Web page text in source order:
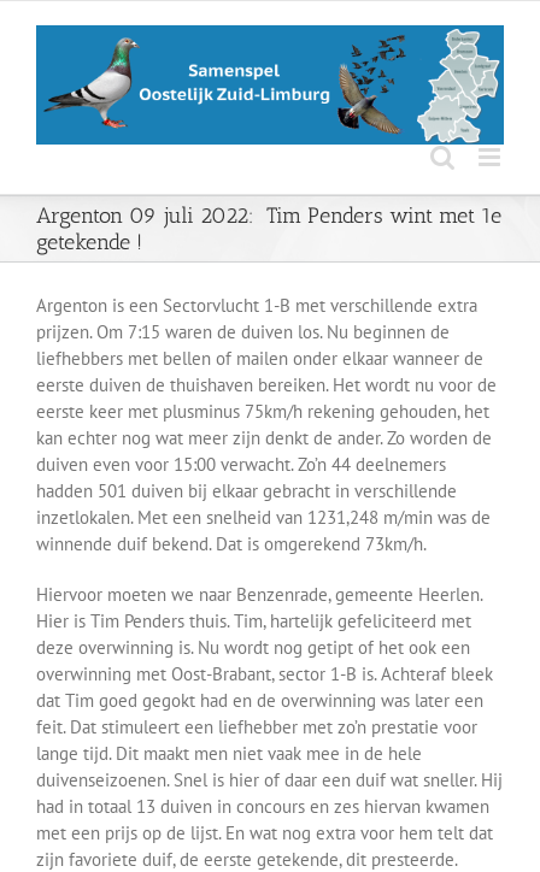
Argenton 09 juli 2022: Tim Penders wint met 1e
getekende !
Argenton is een Sectorvlucht 1-B met verschillende extra
prijzen. Om 7:15 waren de duiven los. Nu beginnen de
liefhebbers met bellen of mailen onder elkaar wanneer de
eerste duiven de thuishaven bereiken. Het wordt nu voor de
eerste keer met plusminus 75km/h rekening gehouden, het
kan echter nog wat meer zijn denkt de ander. Zo worden de
duiven even voor 15:00 verwacht. Zo’n 44 deelnemers
hadden 501 duiven bij elkaar gebracht in verschillende
inzetlokalen. Met een snelheid van 1231,248 m/min was de
winnende duif bekend. Dat is omgerekend 73km/h.
Hiervoor moeten we naar Benzenrade, gemeente Heerlen.
Hier is Tim Penders thuis. Tim, hartelijk gefeliciteerd met
deze overwinning is. Nu wordt nog getipt of het ook een
overwinning met Oost-Brabant, sector 1-B is. Achteraf bleek
dat Tim goed gegokt had en de overwinning was later een
feit. Dat stimuleert een liefhebber met zo’n prestatie voor
lange tijd. Dit maakt men niet vaak mee in de hele
duivenseizoenen. Snel is hier of daar een duif wat sneller. Hij
had in totaal 13 duiven in concours en zes hiervan kwamen
met een prijs op de lijst. En wat nog extra voor hem telt dat
zijn favoriete duif, de eerste getekende, dit presteerde.